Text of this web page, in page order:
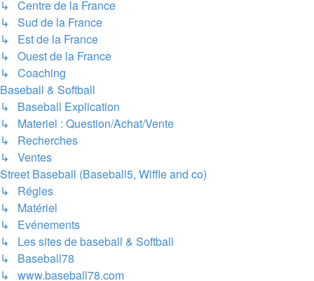
↳ Centre de la France
↳ Sud de la France
↳ Est de la France
↳ Ouest de la France
↳ Coaching
Baseball & Softball
↳ Baseball Explication
↳ Materiel : Question/Achat/Vente
↳ Recherches
↳ Ventes
Street Baseball (Baseball5, Wiffle and co)
↳ Régles
↳ Matériel
↳ Evénements
↳ Les sites de baseball & Softball
↳ Baseball78
↳ www.baseball78.com